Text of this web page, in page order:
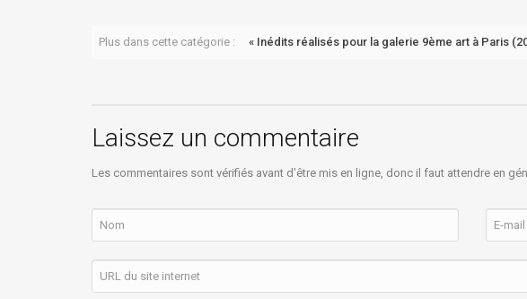
Plus dans cette catégorie : « Inédits réalisés pour la galerie 9ème art à Paris
Laissez un commentaire
Les commentaires sont vérifiés avant d'être mis en ligne, donc il faut attendre en